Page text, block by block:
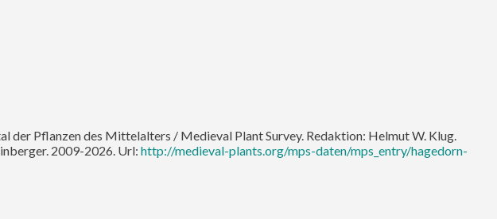
der Pflanzen des Mittelalters / Medieval Plant Survey. Redaktion: Helmut W. Klug.
2009-2026. Url: http://medieval-plants.org/mps-daten/mps_entry/hagedorn-